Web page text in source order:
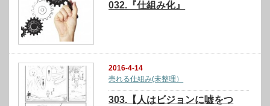
032.『仕組み化』
2016-4-14
売れる仕組み(未整理）
303.【人はビジョンに嘘をつ